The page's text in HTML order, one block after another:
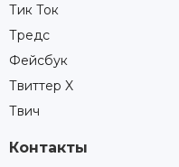
Тик Ток
Тредс
Фейсбук
Твиттер X
Твич
Контакты